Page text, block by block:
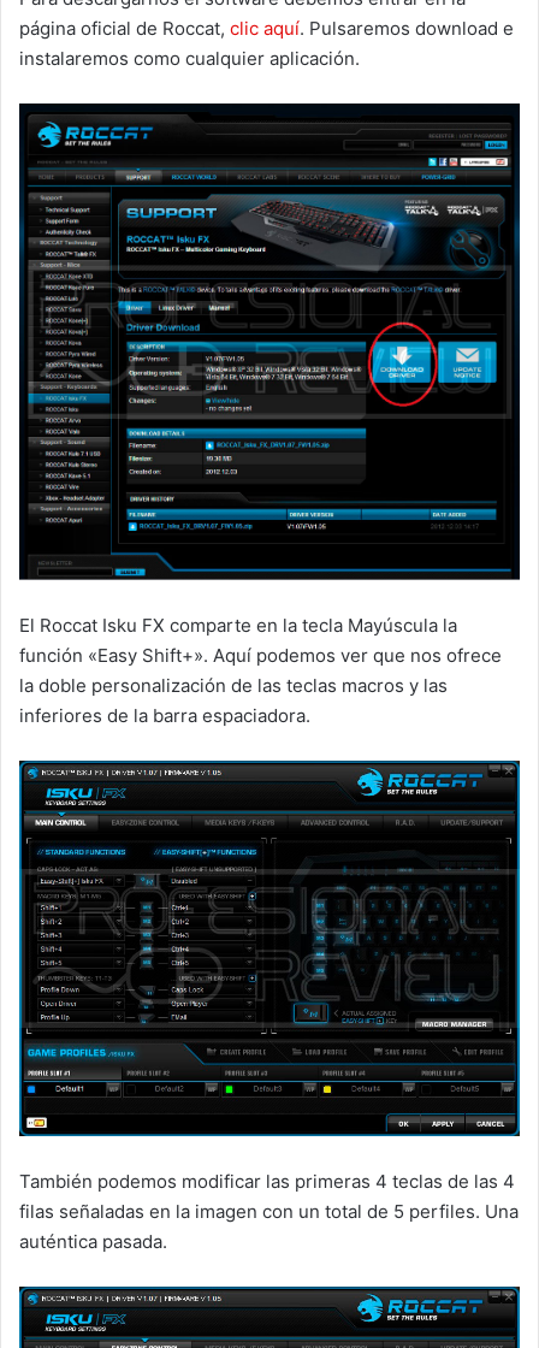
página oficial de Roccat, clic aquí. Pulsaremos download e
instalaremos como cualquier aplicación.
El Roccat Isku FX comparte en la tecla Mayúscula la
función «Easy Shift+». Aquí podemos ver que nos ofrece
la doble personalización de las teclas macros y las
inferiores de la barra espaciadora.
También podemos modificar las primeras 4 teclas de las 4
filas señaladas en la imagen con un total de 5 perfiles. Una
auténtica pasada.